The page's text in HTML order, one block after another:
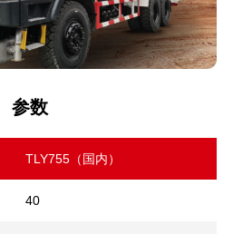
参数
TLY755（国内）
40